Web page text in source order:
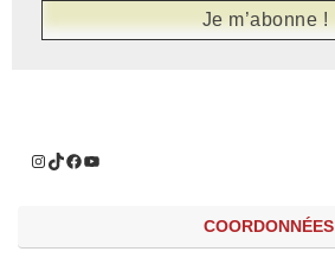
COORDONNÉES